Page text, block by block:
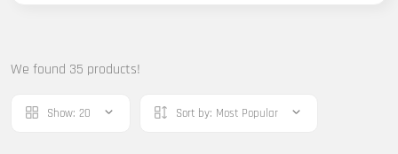
We found 35 products!
Show: 20 Sort by: Most Popular